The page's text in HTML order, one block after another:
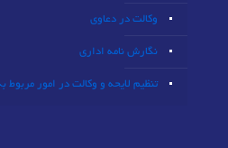
وکالت در دعاوی
نگارش نامه اداری
تنظیم لایحه و وکالت در امور مربوط